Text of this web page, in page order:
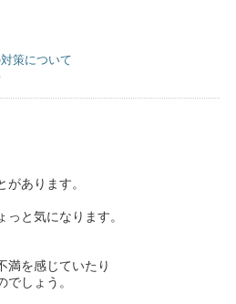
策について
あります。
と気になります。
満を感じていたり
しょう。